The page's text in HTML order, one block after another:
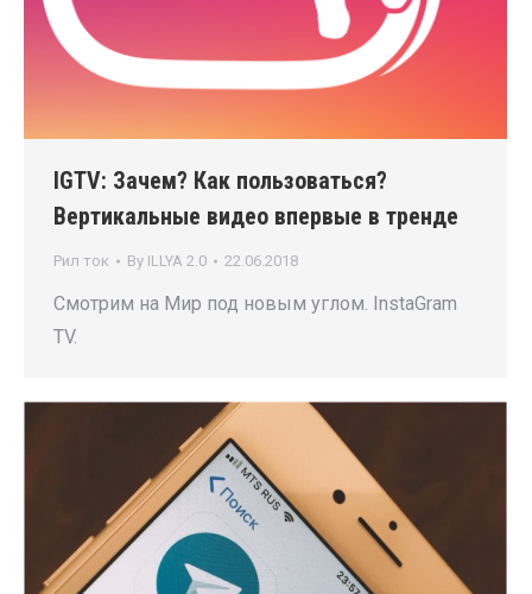
IGTV: Зачем? Как пользоваться?
Вертикальные видео впервые в тренде
Рил ток By ILLYA 2.0 22.06.2018
Смотрим на Мир под новым углом. InstaGram
TV.